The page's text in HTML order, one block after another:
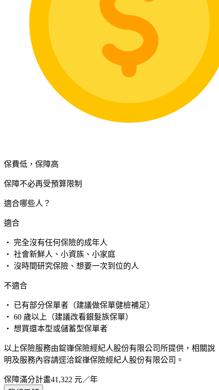
保費低，保障高
保障不必再受預算限制
適合哪些人？
適合
・ 完全沒有任何保險的成年人
・ 社會新鮮人、小資族、小家庭
・ 沒時間研究保險、想要一次到位的人
不適合
・ 已有部分保單者（建議做保單健檢補足）
・ 60 歲以上（建議改看銀髮族保單）
・ 想買還本型或儲蓄型保單者
以上保險服務由錠嵂保險經紀人股份有限公司所提供，相關說
明及服務內容請逕洽錠嵂保險經紀人股份有限公司。
保障滿分計畫41,322 元／年